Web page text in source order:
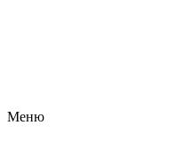
Меню